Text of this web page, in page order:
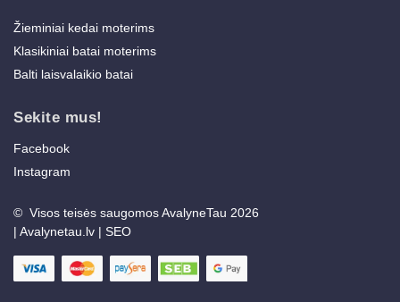
Žieminiai kedai moterims
Klasikiniai batai moterims
Balti laisvalaikio batai
Sekite mus!
Facebook
Instagram
© Visos teisės saugomos AvalyneTau 2026
| Avalynetau.lv | SEO